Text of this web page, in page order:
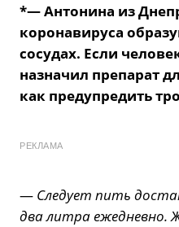
*— Антонина из
коронавируса
сосудах. Если
назначил препарат
как предупредить
РЕКЛАМА
— Следует пить
два литра ежедневно.